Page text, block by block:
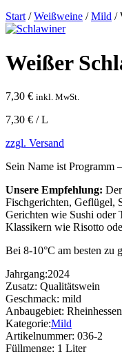
Start/Weißweine /Mild /
Weißer
7,30 € inkl. MwSt.
7,30 € / L
zzgl. Versand
Sein Name ist Programm
Unsere Empfehlung:
Fischgerichten, Geflügel,
Gerichten wie Sushi oder
Klassikern wie Risotto
Bei 8-10°C am besten zu
Jahrgang:2024
Zusatz: Qualitätswein
Geschmack: mild
Anbaugebiet: Rheinhessen
Kategorie:Mild
Artikelnummer: 036-2
Füllmenge: 1 Liter